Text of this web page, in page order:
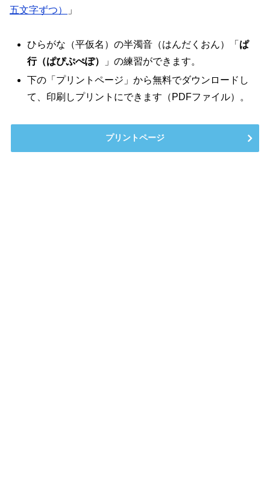
五文字ずつ）
」
ひらがな（平仮名）の半濁音（はんだくおん）「 ぱ
行（ぱぴぷぺぽ）
」の練習ができます。
下の「プリントページ」から無料でダウンロードし
て、印刷しプリントにできます（PDFファイル）。
プリントページ